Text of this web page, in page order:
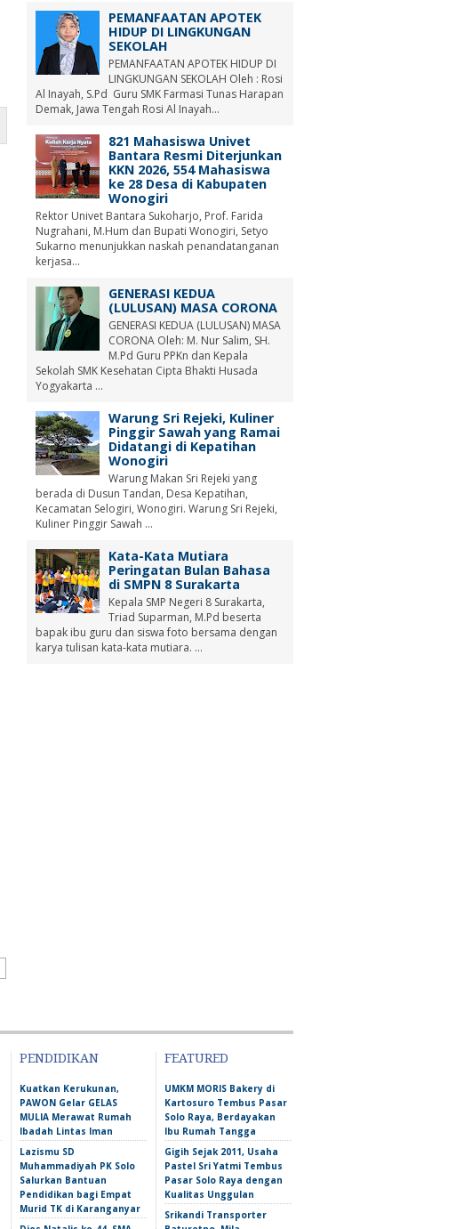
PEMANFAATAN APOTEK
HIDUP DI LINGKUNGAN
SEKOLAH
PEMANFAATAN APOTEK HIDUP DI
LINGKUNGAN SEKOLAH Oleh : Rosi
Al Inayah, S.Pd Guru SMK Farmasi Tunas Harapan
Demak, Jawa Tengah Rosi Al Inayah...
821 Mahasiswa Univet
Bantara Resmi Diterjunkan
KKN 2026, 554 Mahasiswa
ke 28 Desa di Kabupaten
Wonogiri
Rektor Univet Bantara Sukoharjo, Prof. Farida
Nugrahani, M.Hum dan Bupati Wonogiri, Setyo
Sukarno menunjukkan naskah penandatanganan
kerjasa...
GENERASI KEDUA
(LULUSAN) MASA CORONA
GENERASI KEDUA (LULUSAN) MASA
CORONA Oleh: M. Nur Salim, SH.
M.Pd Guru PPKn dan Kepala
Sekolah SMK Kesehatan Cipta Bhakti Husada
Yogyakarta ...
Warung Sri Rejeki, Kuliner
Pinggir Sawah yang Ramai
Didatangi di Kepatihan
Wonogiri
Warung Makan Sri Rejeki yang
berada di Dusun Tandan, Desa Kepatihan,
Kecamatan Selogiri, Wonogiri. Warung Sri Rejeki,
Kuliner Pinggir Sawah ...
Kata-Kata Mutiara
Peringatan Bulan Bahasa
di SMPN 8 Surakarta
Kepala SMP Negeri 8 Surakarta,
Triad Suparman, M.Pd beserta
bapak ibu guru dan siswa foto bersama dengan
karya tulisan kata-kata mutiara. ...
PENDIDIKAN
Kuatkan Kerukunan,
PAWON Gelar GELAS
MULIA Merawat Rumah
Ibadah Lintas Iman
Lazismu SD
Muhammadiyah PK Solo
Salurkan Bantuan
Pendidikan bagi Empat
Murid TK di Karanganyar
FEATURED
UMKM MORIS Bakery di
Kartosuro Tembus Pasar
Solo Raya, Berdayakan
Ibu Rumah Tangga
Gigih Sejak 2011, Usaha
Pastel Sri Yatmi Tembus
Pasar Solo Raya dengan
Kualitas Unggulan
Srikandi Transporter